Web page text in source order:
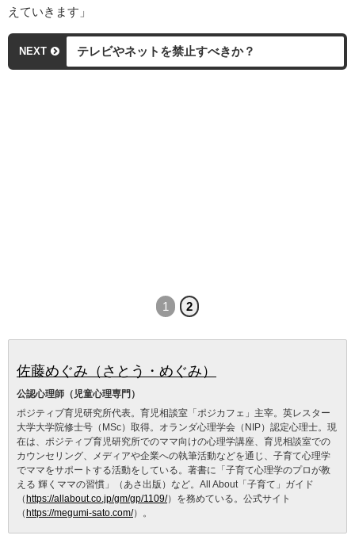
えていきます」
NEXT テレビやネットを禁止すべきか？
1 2
佐藤めぐみ（さとう・めぐみ）
公認心理師（児童心理専門）
ポジティブ育児研究所代表。育児相談室「ポジカフェ」主宰。英レスター
大学大学院修士号（MSc）取得。オランダ心理学会（NIP）認定心理士。現
在は、ポジティブ育児研究所でのママ向けの心理学講座、育児相談室での
カウンセリング、メディアや企業への執筆活動などを通じ、子育て心理学
でママをサポートする活動をしている。著書に「子育て心理学のプロが教
える 輝くママの習慣」（あさ出版）など。All About「子育て」ガイド
（ https://allabout.co.jp/gm/gp/1109/）を務めている。公式サイト
（ https://megumi-sato.com/）。